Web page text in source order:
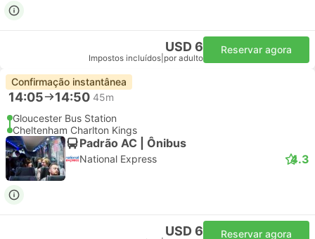
USD 6
Impostos incluídos por adulto
Reservar agora
Confirmação instantânea
14:05 14:50 45m
Gloucester Bus Station
Cheltenham Charlton Kings
Padrão AC | Ônibus
National Express 4.3
USD 6 Reservar agora